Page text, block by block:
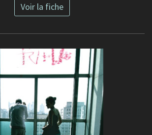
Voir la fiche